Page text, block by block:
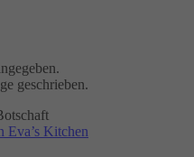
geschrieben.
Eva’s Kitchen